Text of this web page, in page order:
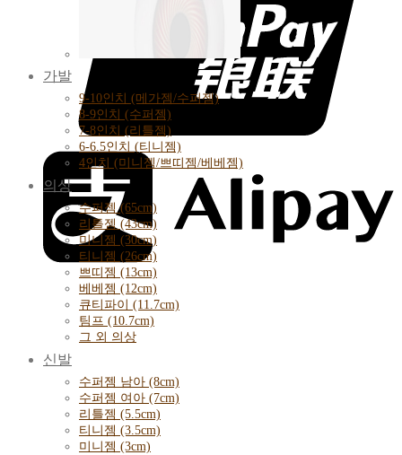
가발
9-10인치 (메가젬/수퍼젬)
8-9인치 (수퍼젬)
7-8인치 (리틀젬)
6-6.5인치 (티니젬)
4인치 (미니젬/쁘띠젬/베베젬)
의상
수퍼젬 (65cm)
리틀젬 (43cm)
미니젬 (30cm)
티니젬 (26cm)
쁘띠젬 (13cm)
베베젬 (12cm)
큐티파이 (11.7cm)
팀프 (10.7cm)
그 외 의상
신발
수퍼젬 남아 (8cm)
수퍼젬 여아 (7cm)
리틀젬 (5.5cm)
티니젬 (3.5cm)
미니젬 (3cm)